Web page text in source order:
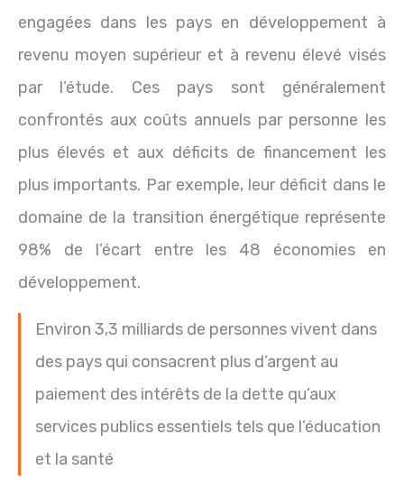
engagées dans les pays en développement à
revenu moyen supérieur et à revenu élevé visés
par l’étude. Ces pays sont généralement
confrontés aux coûts annuels par personne les
plus élevés et aux déficits de financement les
plus importants. Par exemple, leur déficit dans le
domaine de la transition énergétique représente
98% de l’écart entre les 48 économies en
développement.
Environ 3,3 milliards de personnes vivent dans
des pays qui consacrent plus d’argent au
paiement des intérêts de la dette qu’aux
services publics essentiels tels que l’éducation
et la santé